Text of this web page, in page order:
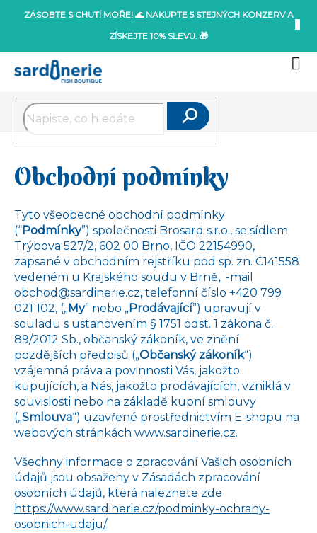
ZÁSOBTE S CHUTÍ MOŘE! 🌊 NAKUPTE 5 STEJNÝCH KONZERV A
ZÍSKEJTE 10% SLEVU. 🎁
Obchodní podmínky
Tyto všeobecné obchodní podmínky
(“Podmínky”) společnosti Brosard s.r.o., se sídlem
Trýbova 527/2, 602 00 Brno, IČO 22154990,
zapsané v obchodním rejstříku pod sp. zn. C141558
vedeném u Krajského soudu v Brně, -mail
obchod@sardinerie.cz,telefonní číslo +420 799
021 102, („My” nebo „Prodávající”) upravují v
souladu s ustanovením § 1751 odst. 1 zákona č.
89/2012 Sb., občanský zákoník, ve znění
pozdějších předpisů („Občanský zákoník“)
vzájemná práva a povinnosti Vás, jakožto
kupujících, a Nás, jakožto prodávajících, vzniklá v
souvislosti nebo na základě kupní smlouvy
(„Smlouva“) uzavřené prostřednictvím E-shopu na
webových stránkách www.sardinerie.cz.
Všechny informace o zpracování Vašich osobních
údajů jsou obsaženy v Zásadách zpracování
osobních údajů, která naleznete zde
https://www.sardinerie.cz/podminky-ochrany-
osobnich-udaju/